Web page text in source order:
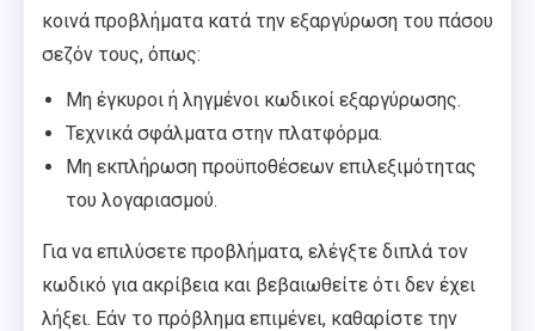
κοινά προβλήματα κατά την εξαργύρωση του πάσου
σεζόν τους, όπως:
Μη έγκυροι ή ληγμένοι κωδικοί εξαργύρωσης.
Τεχνικά σφάλματα στην πλατφόρμα.
Μη εκπλήρωση προϋποθέσεων επιλεξιμότητας
του λογαριασμού.
Για να επιλύσετε προβλήματα, ελέγξτε διπλά τον
κωδικό για ακρίβεια και βεβαιωθείτε ότι δεν έχει
λήξει. Εάν το πρόβλημα επιμένει, καθαρίστε την